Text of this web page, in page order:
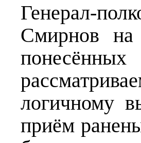
Генерал-
Смирнов на
логичному
приём